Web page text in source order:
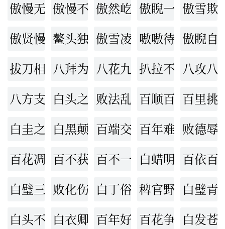
傲慢无礼傲慢不逊傲然屹立傲睨一切傲雪欺
傲贤慢士鳌头独占傲雪凌霜嗷嗷待哺傲睨自
拔刀相济八拜为交八花九裂扒拉不开八攻八
八方支援白头之叹败法乱纪百顺百依百里挑
白圭之玷白黑颠倒百端交集百年难遇败德辱
百花凋零百不获一百不一存白蜡明经百依百
白璧三献败化伤风白丁俗客稗官野史白璧青
白头不终白衣卿相百年好合百花争艳白发苍